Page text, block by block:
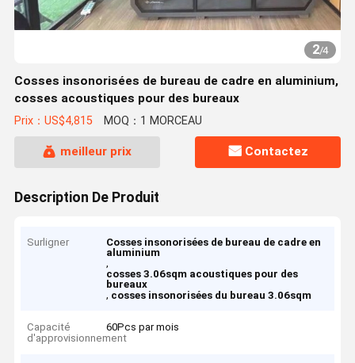
2/4
Cosses insonorisées de bureau de cadre en aluminium,
cosses acoustiques pour des bureaux
Prix：US$4,815 MOQ：1 MORCEAU
meilleur prix Contactez
Description De Produit
Surligner
Cosses insonorisées de bureau de cadre en
aluminium
,
cosses 3.06sqm acoustiques pour des
bureaux
, cosses insonorisées du bureau 3.06sqm
Capacité
d'approvisionnement
60Pcs par mois